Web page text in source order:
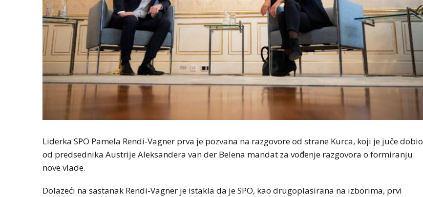
Liderka SPO Pamela Rendi-Vagner prva je pozvana na razgovore od strane Kurca, koji je juče dobio
od predsednika Austrije Aleksandera van der Belena mandat za vođenje razgovora o formiranju
nove vlade.
Dolazeći na sastanak Rendi-Vagner je istakla da je SPO, kao drugoplasirana na izborima, prvi